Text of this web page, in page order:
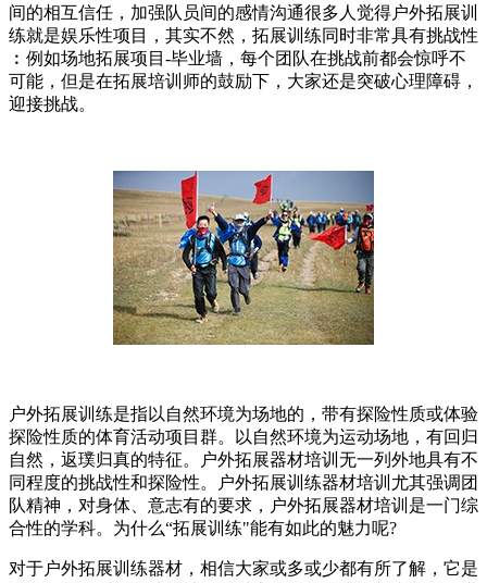
间的相互信任，加强队员间的感情沟通很多人觉得户外拓展训
练就是娱乐性项目，其实不然，拓展训练同时非常具有挑战性
︰例如场地拓展项目-毕业墙，每个团队在挑战前都会惊呼不
可能，但是在拓展培训师的鼓励下，大家还是突破心理障碍，
迎接挑战。
户外拓展训练是指以自然环境为场地的，带有探险性质或体验
探险性质的体育活动项目群。以自然环境为运动场地，有回归
自然，返璞归真的特征。户外拓展器材培训无一列外地具有不
同程度的挑战性和探险性。户外拓展训练器材培训尤其强调团
队精神，对身体、意志有的要求，户外拓展器材培训是一门综
合性的学科。为什么“拓展训练"能有如此的魅力呢?
对于户外拓展训练器材，相信大家或多或少都有所了解，它是